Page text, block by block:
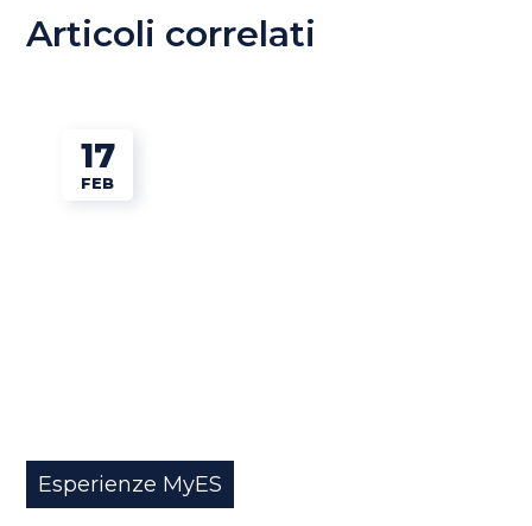
Articoli correlati
17
FEB
Esperienze MyES